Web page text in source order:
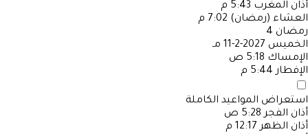
أذان المغرب 5:43 م
العشاء (رمضان) 7:02 م
رمضان 4
الخميس 2027-2-11 مـ
الإمساك 5:18 ص
الإفطار 5:44 م
استعراض المواعيد الكاملة
أذان الفجر 5:28 ص
أذان الظهر 12:17 م